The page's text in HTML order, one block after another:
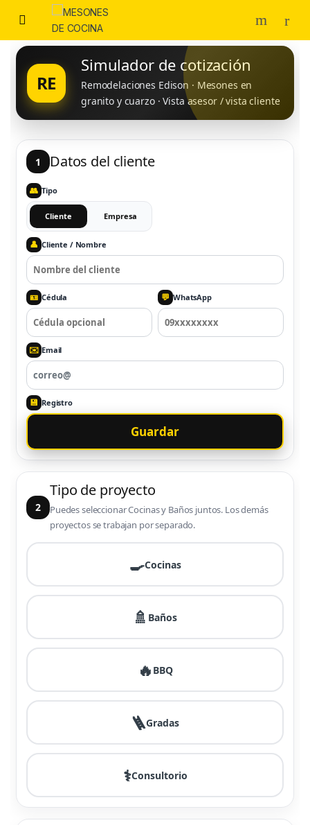
Skip to navigation
Skip to content
RE
Simulador de cotización
Remodelaciones Edison · Mesones en
granito y cuarzo · Vista asesor / vista cliente
1 Datos del cliente
👥 Tipo
Cliente Empresa
👤 Cliente / Nombre
🪪 Cédula 💬 WhatsApp
✉️ Email
💾 Registro
Guardar
2
Tipo de proyecto
Puedes seleccionar Cocinas y Baños juntos. Los demás
proyectos se trabajan por separado.
🍳Cocinas
🚿 Baños
🔥 BBQ
🪜Gradas
⚕️Consultorio